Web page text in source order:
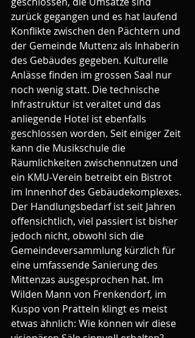
zurück gegangen und es hat laufend
Konflikte zwischen den Pächtern und
der Gemeinde Muttenz als Inhaberin
des Gebäudes gegeben. Kulturelle
Anlässe finden im grossen Saal nur
noch wenig statt. Die technische
Infrastruktur ist veraltet und das
anliegende Hotel ist ebenfalls
geschlossen worden. Seit einiger Zeit
kann die Musikschule die
Räumlichkeiten zwischennutzen und
ein KMU-Verein betreibt ein Bistrot
im Innenhof des Gebäudekomplexes.
Der Handlungsbedarf ist seit Jahren
offensichtlich, viel passiert ist bisher
jedoch nicht, obwohl sich die
Gemeindeversammlung kürzlich für
eine umfassende Sanierung des
Mittenzas ausgesprochen hat. Im
Wilden Mann von Frenkendorf, im
Kuspo von Pratteln klingt es meist
etwas ähnlich: Wie können wir diese